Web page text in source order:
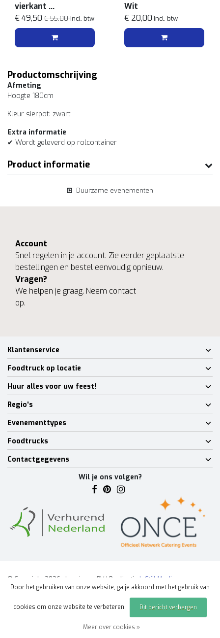
vierkant
Zwart
€ 49,50 € 55,00Incl. btw
Wit
€ 20,00 Incl. btw
Productomschrijving
Afmeting
Hoogte 180cm
Kleur sierpot: zwart
Extra informatie
✔ Wordt geleverd op rolcontainer
Product informatie
Duurzame evenementen
Account
Snel regelen in je account. Zie eerder geplaatste
bestellingen en bestel eenvoudig opnieuw.
Vragen?
We helpen je graag. Neem contact
op.
Klantenservice
Foodtruck op locatie
Huur alles voor uw feest!
Regio's
Evenementtypes
Foodtrucks
Contactgegevens
Wil je ons volgen?
© Copyright 2026 - Lumineux BV | Realisatie
InStijl Media
Algemene voorwaarden|Disclaimer|Privacy Policy|Sitemap |
Door het gebruiken van onze website, ga je akkoord met het gebruik van
cookies om onze website te verbeteren. Dit bericht verbergen
Meer over cookies »